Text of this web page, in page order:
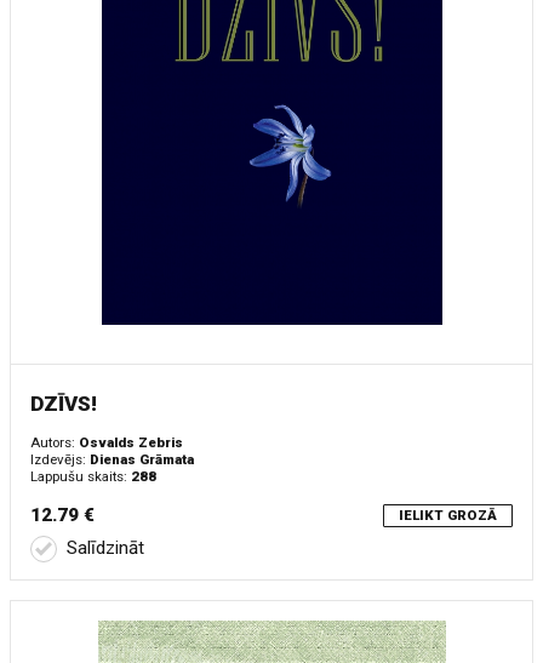
DZĪVS!
Autors: Osvalds Zebris
Izdevējs: Dienas Grāmata
Lappušu skaits: 288
12.79 € IELIKT GROZĀ
Salīdzināt